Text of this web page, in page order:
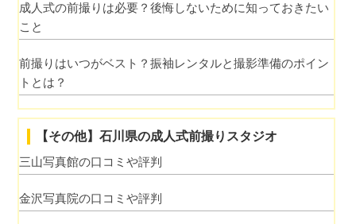
成人式の前撮りは必要？後悔しないために知っておきたい
こと
前撮りはいつがベスト？振袖レンタルと撮影準備のポイン
トとは？
【その他】石川県の成人式前撮りスタジオ
三山写真館の口コミや評判
金沢写真院の口コミや評判